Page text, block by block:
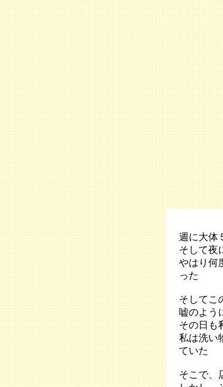
週に大体
そして夜
やはり何
った
そしてこ
嘘のよう
その日も
私は洗い
ていた
そこで、